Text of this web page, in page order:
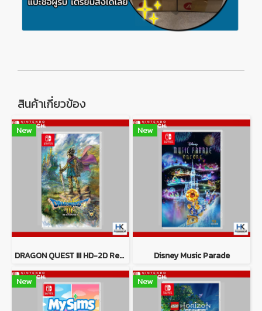
สินค้าเกี่ยวข้อง
New
DRAGON QUEST III HD-2D Remake
New
Disney Music Parade
New New